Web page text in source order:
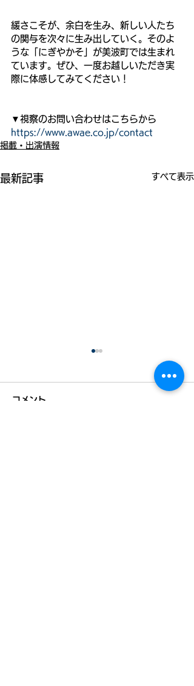
緩さこそが、余白を生み、新しい人たち
の関与を次々に生み出していく。そのよ
うな「にぎやかそ」が美波町では生まれ
ています。ぜひ、一度お越しいただき実
際に体感してみてください！
▼視察のお問い合わせはこちらから
https://www.awae.co.jp/contact
掲載・出演情報
最新記事 すべて表示
コメント